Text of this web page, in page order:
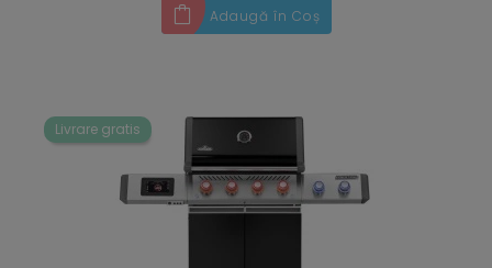
Adaugă în Coș
Livrare gratis